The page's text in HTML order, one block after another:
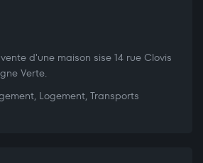
d'une maison sise 14 rue Clovis
Verte.
Logement, Transports